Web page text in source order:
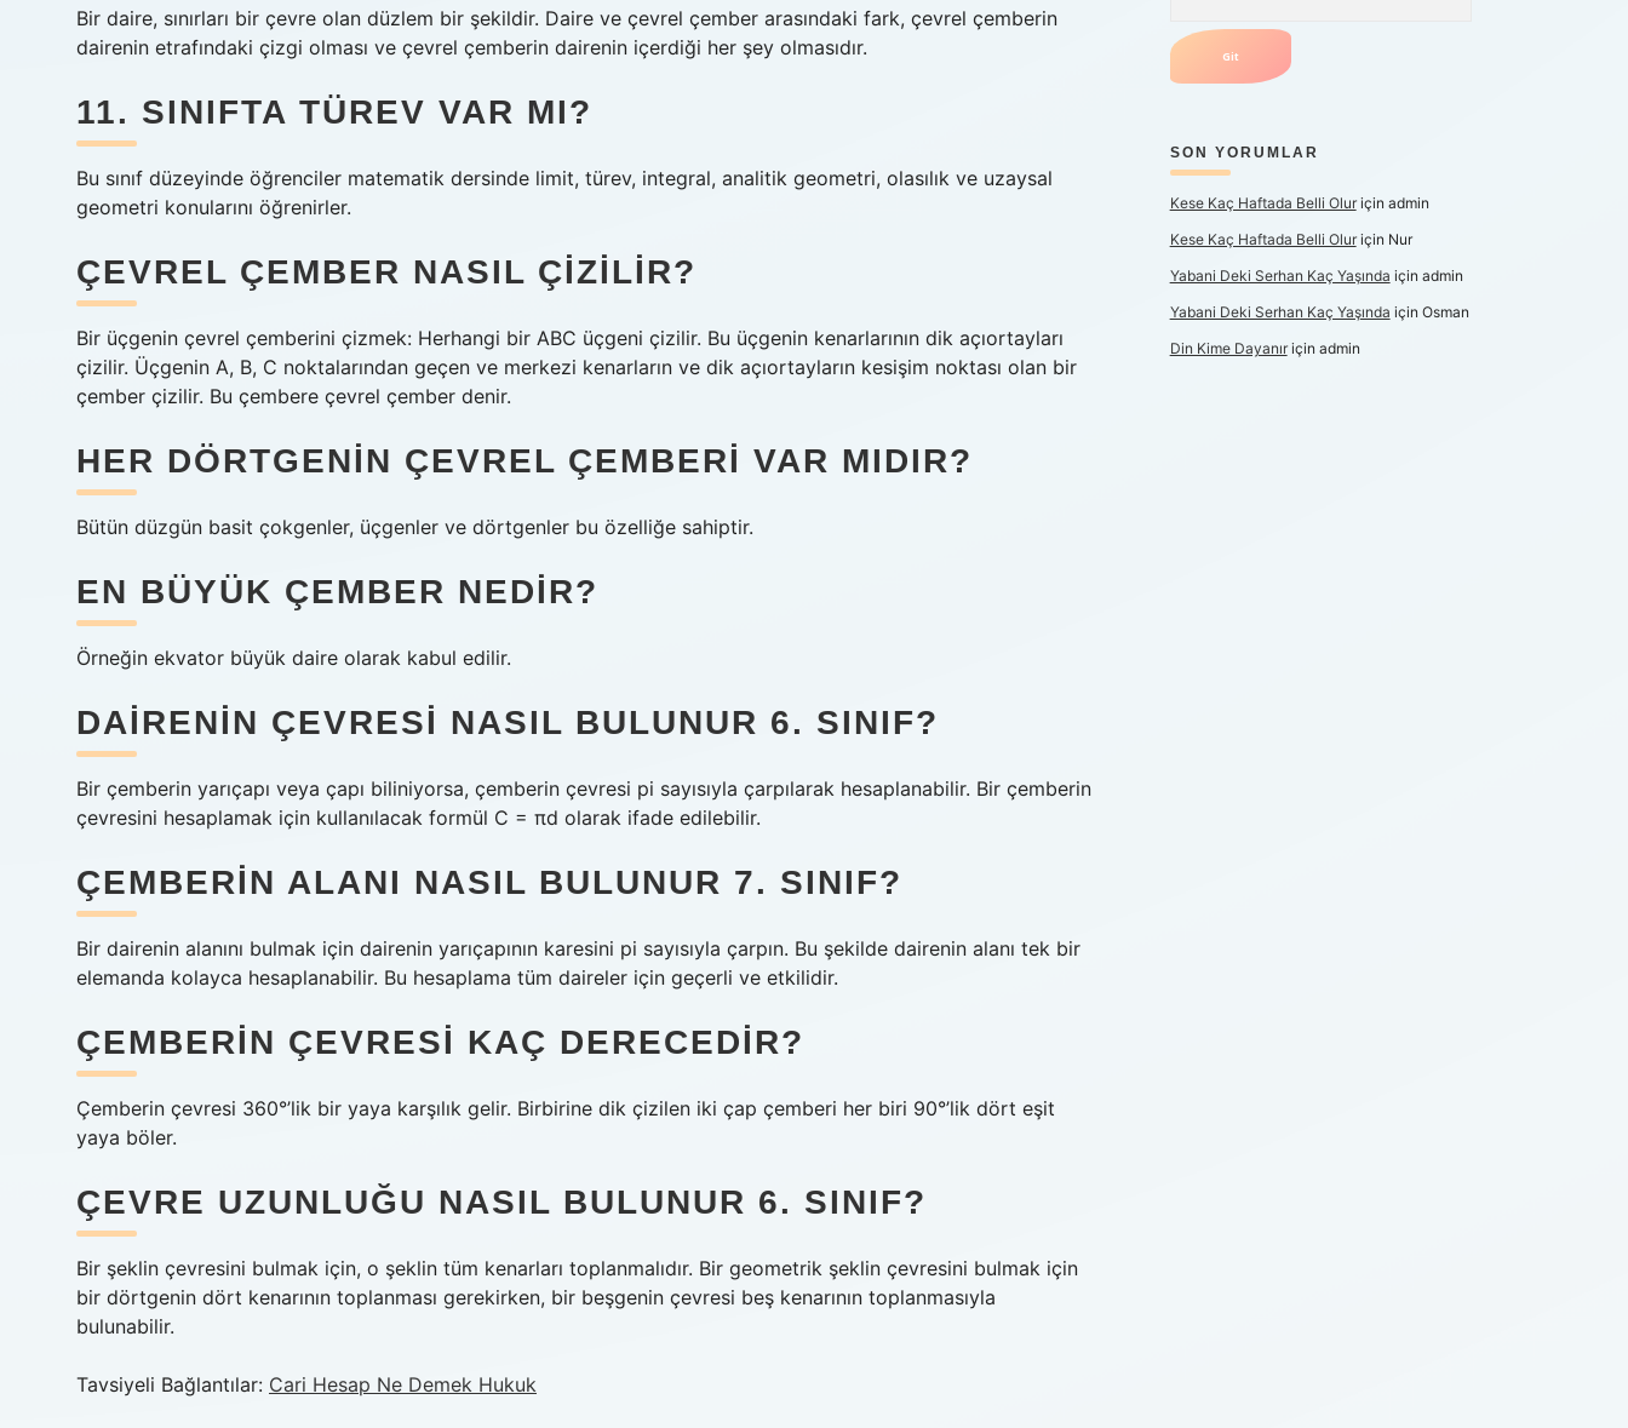
Bir daire, sınırları bir çevre olan düzlem bir şekildir. Daire ve çevrel çember arasındaki fark, çevrel çemberin
dairenin etrafındaki çizgi olması ve çevrel çemberin dairenin içerdiği her şey olmasıdır.
11. SINIFTA TÜREV VAR MI?
Bu sınıf düzeyinde öğrenciler matematik dersinde limit, türev, integral, analitik geometri, olasılık ve uzaysal
geometri konularını öğrenirler.
ÇEVREL ÇEMBER NASIL ÇIZILIR?
Bir üçgenin çevrel çemberini çizmek: Herhangi bir ABC üçgeni çizilir. Bu üçgenin kenarlarının dik açıortayları
çizilir. Üçgenin A, B, C noktalarından geçen ve merkezi kenarların ve dik açıortayların kesişim noktası olan bir
çember çizilir. Bu çembere çevrel çember denir.
HER DÖRTGENIN ÇEVREL ÇEMBERI VAR MIDIR?
Bütün düzgün basit çokgenler, üçgenler ve dörtgenler bu özelliğe sahiptir.
EN BÜYÜK ÇEMBER NEDIR?
Örneğin ekvator büyük daire olarak kabul edilir.
DAIRENIN ÇEVRESI NASIL BULUNUR 6. SINIF?
Bir çemberin yarıçapı veya çapı biliniyorsa, çemberin çevresi pi sayısıyla çarpılarak hesaplanabilir. Bir çemberin
çevresini hesaplamak için kullanılacak formül C = πd olarak ifade edilebilir.
ÇEMBERIN ALANI NASIL BULUNUR 7. SINIF?
Bir dairenin alanını bulmak için dairenin yarıçapının karesini pi sayısıyla çarpın. Bu şekilde dairenin alanı tek bir
elemanda kolayca hesaplanabilir. Bu hesaplama tüm daireler için geçerli ve etkilidir.
ÇEMBERIN ÇEVRESI KAÇ DERECEDIR?
Çemberin çevresi 360°’lik bir yaya karşılık gelir. Birbirine dik çizilen iki çap çemberi her biri 90°’lik dört eşit
yaya böler.
ÇEVRE UZUNLUĞU NASIL BULUNUR 6. SINIF?
Bir şeklin çevresini bulmak için, o şeklin tüm kenarları toplanmalıdır. Bir geometrik şeklin çevresini bulmak için
bir dörtgenin dört kenarının toplanması gerekirken, bir beşgenin çevresi beş kenarının toplanmasıyla
bulunabilir.
Tavsiyeli Bağlantılar: Cari Hesap Ne Demek Hukuk
SON YORUMLAR
Kese Kaç Haftada Belli Oluriçin admin
Kese Kaç Haftada Belli Oluriçin Nur
Yabani Deki Serhan Kaç Yaşında için admin
Yabani Deki Serhan Kaç Yaşında için Osman
Din Kime Dayanıriçin admin